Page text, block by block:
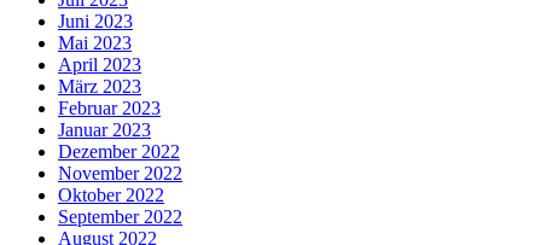
Juni 2023
Mai 2023
April 2023
März 2023
Februar 2023
Januar 2023
Dezember 2022
November 2022
Oktober 2022
September 2022
August 2022